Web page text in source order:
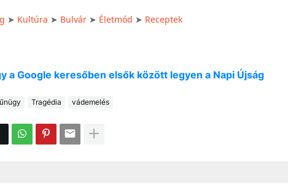
➤ Kultúra ➤ Bulvár➤ Életmód ➤ Receptek
a Google keresőben elsők között legyen a Napi Újság
Tragédia vádemelés